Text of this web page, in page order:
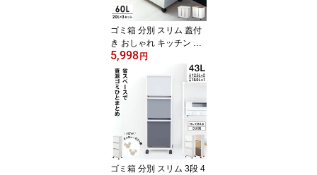
【 アスベル 棚に収まる
冷水筒 SP121 】
ゴミ箱 分別 スリム 蓋付
き おしゃれ キッチン ラ
ンキング受賞 ふた付き 3
分別 大容量 ワゴン キャ
スター ダストボックス
リビング プッシュ ごみ
箱 新生活 ボタン ワンタ
ッチ 資源ゴミ プラゴミ
ペットボトル キャスター
付き 【 アスベル ASVEL
横型 3分別 ワゴン 60L 】
5,998円
ゴミ箱 分別 スリム 3段 4